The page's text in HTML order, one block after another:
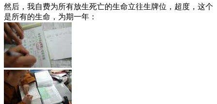
然后，我自费为所有放生死亡的生命立往生牌位，超度，这个
是所有的生命，为期一年：